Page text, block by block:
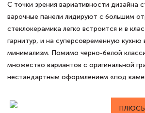
С точки зрения вариативности дизайна
варочные панели лидируют с большим
стеклокерамика легко встроится и в
гарнитур, и на суперсовременную кухню
минимализм. Помимо черно-белой
множество вариантов с оригинальной
нестандартным оформлением «под